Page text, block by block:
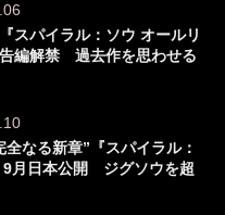
スパイラル：ソウ オールリ
編解禁 過去作を思わせる
全なる新章”『スパイラル：
9月日本公開 ジグソウを超